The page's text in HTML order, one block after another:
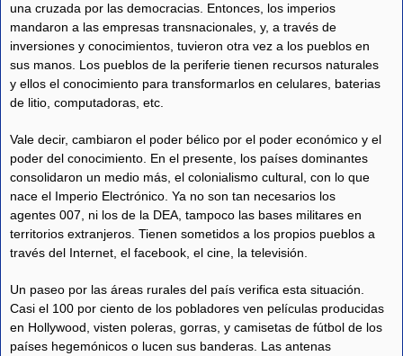
una cruzada por las democracias. Entonces, los imperios
mandaron a las empresas transnacionales, y, a través de
inversiones y conocimientos, tuvieron otra vez a los pueblos en
sus manos. Los pueblos de la periferie tienen recursos naturales
y ellos el conocimiento para transformarlos en celulares, baterias
de litio, computadoras, etc.
Vale decir, cambiaron el poder bélico por el poder económico y el
poder del conocimiento. En el presente, los países dominantes
consolidaron un medio más, el colonialismo cultural, con lo que
nace el Imperio Electrónico. Ya no son tan necesarios los
agentes 007, ni los de la DEA, tampoco las bases militares en
territorios extranjeros. Tienen sometidos a los propios pueblos a
través del Internet, el facebook, el cine, la televisión.
Un paseo por las áreas rurales del país verifica esta situación.
Casi el 100 por ciento de los pobladores ven películas producidas
en Hollywood, visten poleras, gorras, y camisetas de fútbol de los
países hegemónicos o lucen sus banderas. Las antenas